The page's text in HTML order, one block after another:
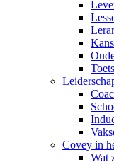
Covey in
Wat